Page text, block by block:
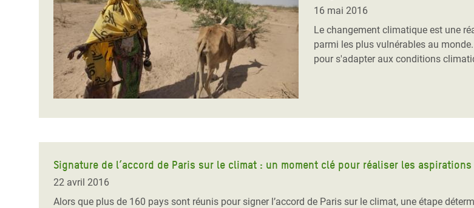
Conflits et Catastrophes
Inégalités Extrêmes et
Services Essentiels
Inequality and Rights in a
Digital Age
Gender, Rights, and Justice
Crise Climatique et
Alimentaire en Afrique de
l’Est
Crise au Yémen
Crise des Réfugiés Rohingyas
#MonClimatMonAvenir
Mettons Fin à la Souffrance qui se Cache
Derrière notre Alimentation
Les Violences Faites aux Femmes et aux
Filles, Ça Suffit !
16 mai 2016
Le changement climatique est une
parmi les plus vulnérables au
pour s'adapter aux conditions
Signature de l’accord de Paris sur le climat : un moment clé pour réaliser les aspirations
22 avril 2016
Alors que plus de 160 pays sont réunis pour signer l’accord de Paris sur le climat, une étape